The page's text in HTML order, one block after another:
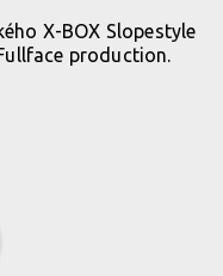
X-BOX Slopestyle
production.